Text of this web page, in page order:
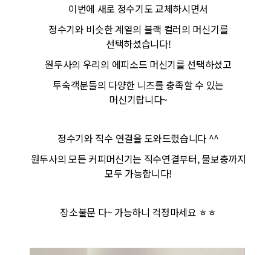
이번에 새로 정수기도 교체하시면서
정수기와 비슷한 계열의 블랙 컬러의 머신기를
선택하셨습니다!
원두사의 우리의 에피소드 머신기를 선택하셨고
투숙객분들의 다양한 니즈를 충족할 수 있는
머신기랍니다~
정수기와 직수 연결을 도와드렸습니다 ^^
원두사의 모든 커피머신기는 직수연결부터, 물보충까지
모두 가능합니다!
장소불문 다~ 가능하니 걱정마세요 ㅎㅎ